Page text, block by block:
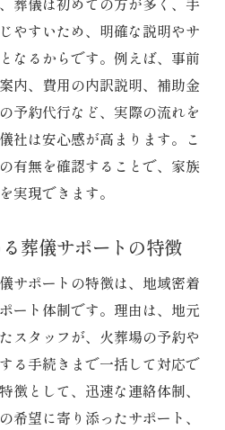
ポート活用のポイント
る葬祭費の特徴と条件
サポート体制を解説
やすいため、明確な説明やサ
なるからです。例えば、事前
内、費用の内訳説明、補助金
予約代行など、実際の流れを
社は安心感が高まります。こ
有無を確認することで、家族
実現できます。
葬儀サポートの特徴
サポートの特徴は、地域密着
ート体制です。理由は、地元
スタッフが、火葬場の予約や
る手続きまで一括して対応で
徴として、迅速な連絡体制、
希望に寄り添ったサポート、